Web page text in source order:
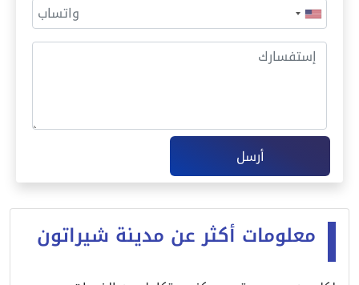
أرسل
معلومات أكثر عن مدينة شيراتون